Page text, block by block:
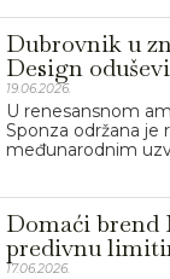
Dubrovnik u
Design
19.06.2026.
U renesansnom
Sponza održana je
međunarodnim
Domaći
predivnu
17.06.2026.